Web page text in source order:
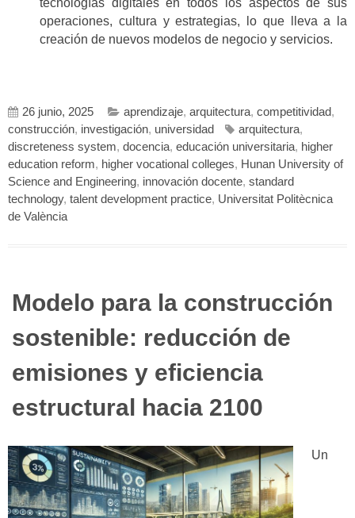
operaciones, cultura y estrategias, lo que lleva a la
creación de nuevos modelos de negocio y servicios.
26 junio, 2025 aprendizaje, arquitectura, competitividad,
construcción, investigación, universidad arquitectura,
discreteness system, docencia, educación universitaria, higher
education reform, higher vocational colleges, Hunan University of
Science and Engineering, innovación docente, standard
technology, talent development practice, Universitat Politècnica
de València
Modelo para la construcción
sostenible: reducción de
emisiones y eficiencia
estructural hacia 2100
Un